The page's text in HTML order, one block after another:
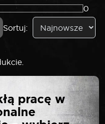
0
Sortuj:
pracę w